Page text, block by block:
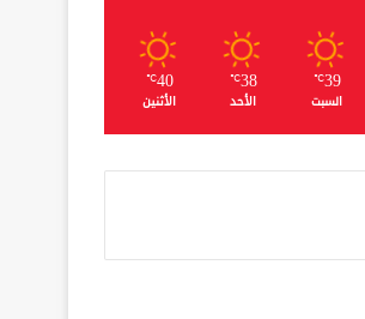
39
℃
السبت
38
℃
الأحد
40
℃
الأثنين